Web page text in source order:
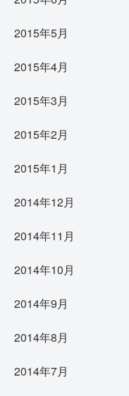
2015年5月
2015年4月
2015年3月
2015年2月
2015年1月
2014年12月
2014年11月
2014年10月
2014年9月
2014年8月
2014年7月